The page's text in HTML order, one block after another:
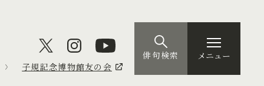
子規記念博物館友の会
俳句検索 メニュー